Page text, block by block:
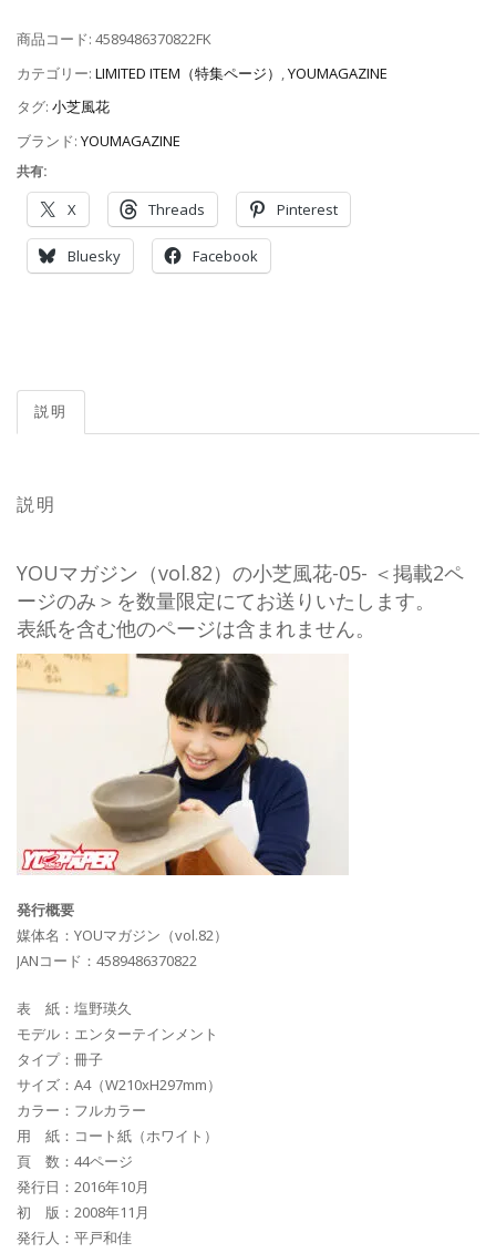
商品コード: 4589486370822FK
カテゴリー: LIMITED ITEM（特集ページ）
YOUMAGAZINE
タグ: 小芝風花
ブランド: YOUMAGAZINE
共有:
X Threads Pinterest
Bluesky Facebook
説明
説明
YOUマガジン（vol.82）の小芝風花-05- ＜掲載2ペ
ージのみ＞を数量限定にてお送りいたします。
表紙を含む他のページは含まれません。
発行概要
媒体名：YOUマガジン（vol.82）
JANコード：4589486370822
表 紙：塩野瑛久
モデル：エンターテインメント
タイプ：冊子
サイズ：A4（W210xH297mm）
カラー：フルカラー
用 紙：コート紙（ホワイト）
頁 数：44ページ
発行日：2016年10月
初 版：2008年11月
発行人：平戸和佳